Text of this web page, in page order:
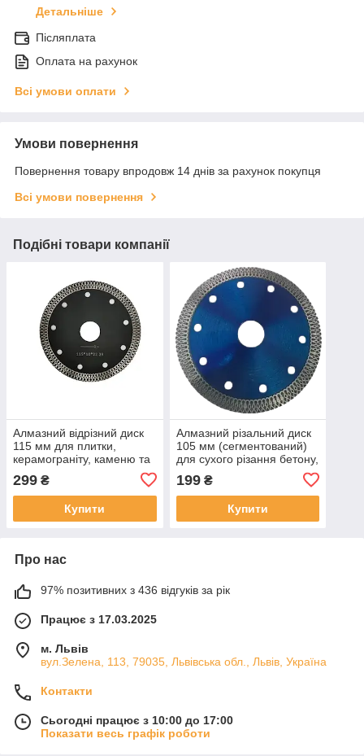
Детальніше
Післяплата
Оплата на рахунок
Всі умови оплати
Умови повернення
Повернення товару впродовж 14 днів за рахунок покупця
Всі умови повернення
Подібні товари компанії
Алмазний відрізний диск
115 мм для плитки,
керамограніту, каменю та
299 ₴
Купити
Алмазний різальний диск
105 мм (сегментований)
для сухого різання бетону,
199₴
Купити
Про нас
97% позитивних з 436 відгуків за рік
Працює з 17.03.2025
м. Львів
вул.Зелена, 113, 79035, Львівська обл., Львів, Україна
Контакти
Сьогодні працює з 10:00 до 17:00
Показати весь графік роботи